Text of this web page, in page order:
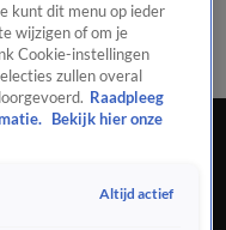
Contact
De weg vrij
kunt dit menu op ieder
wijzigen of om je
Cookie-instellingen
zullen overal
Raadpleeg
Bekijk hier onze
Altijd actief